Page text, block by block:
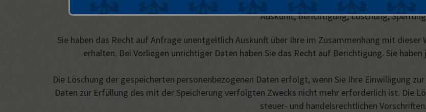
Auskunft, Berichtigung, Löschung, Sperrung
Sie haben das Recht auf Anfrage unentgeltlich Auskunft über Ihre im Zusammenhang mit
erhalten. Bei Vorliegen unrichtiger Daten haben Sie das Recht auf Berichtigung. Sie
Die Löschung der gespeicherten personenbezogenen Daten erfolgt, wenn Sie Ihre Einwilligung
Daten zur Erfüllung des mit der Speicherung verfolgten Zwecks nicht mehr erforderlich ist. Die
steuer- und handelsrechtlichen Vorschriften.